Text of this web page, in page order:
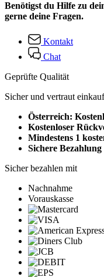
Benötigst du Hilfe zu
gerne deine Fragen.
Kontakt
Chat
Geprüfte Qualität
Sicher und vertraut
Österreich:
Kostenloser
Mindestens 1
Sichere Bezahlung
Sicher bezahlen mit
Nachnahme
Vorauskasse